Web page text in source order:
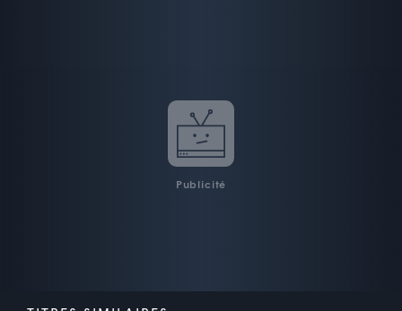
Publicité